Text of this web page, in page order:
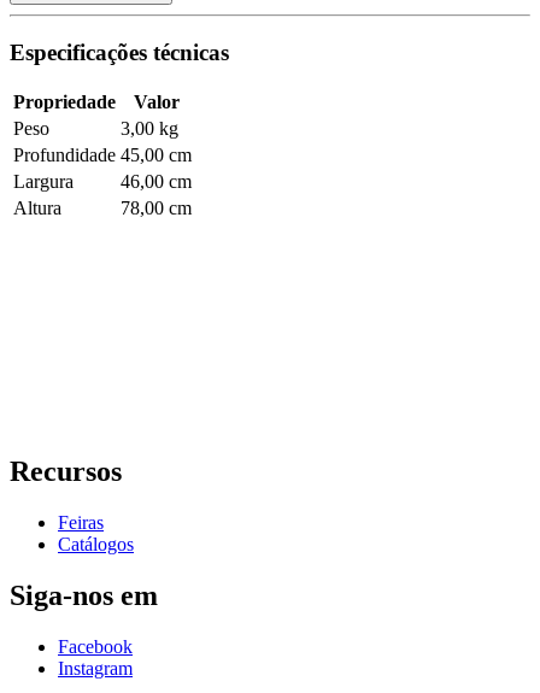
Especificações técnicas
Propriedade
Valor
Peso
3,00 kg
Profundidade 45,00 cm
Largura
46,00 cm
Altura
78,00 cm
Recursos
Feiras
Catálogos
Siga-nos em
Facebook
Instagram